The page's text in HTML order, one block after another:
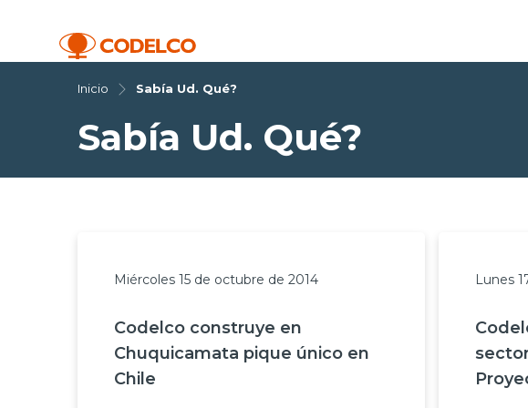
Inicio Sabía Ud. Qué?
Sabía Ud. Qué?
Miércoles 15 de octubre de 2014
Codelco construye en
Chuquicamata pique único en
Chile
Lunes